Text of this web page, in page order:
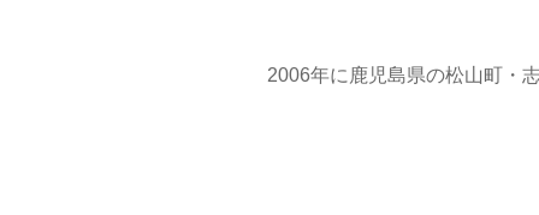
2006年に鹿児島県の松山町・